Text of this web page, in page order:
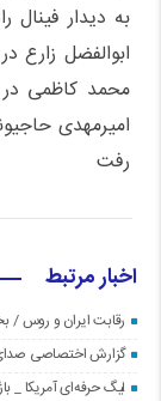
رفت
اخبار مرتبط
رقابت ایران و روس /
گزارش اختصاصی
لیگ حرفه‌ای آمریکا _